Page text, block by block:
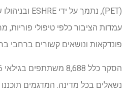
עמדות הציבור כלפי טיפולי פוריות,
פונדקאות ונושאים קשורים ברחבי
נשאלים בכל מדינה. המדגמים תוכננו